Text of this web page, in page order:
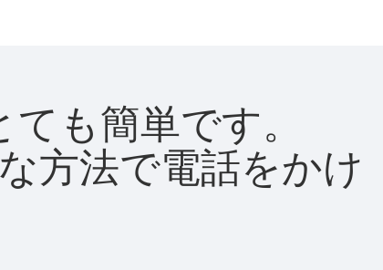
も簡単です。
方法で電話をかけ